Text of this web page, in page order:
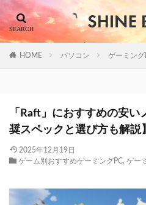
HOME パソコン ゲーミング
「Raft」におすすめの安
奨スペックと選び方も解説】
2025年12月19日
ゲーム別おすすめゲーミングPC, ゲー